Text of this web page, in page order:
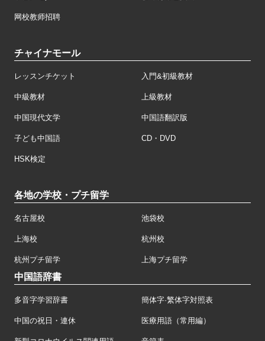
网校教师招聘
チャイナモール
レッスンチケット 入門&初級教材
中級教材 上級教材
中国現代文学 中国語翻訳版
子ども中国語 CD・DVD
HSK検定
各地の学校・プチ留学
名古屋校 池袋校
上海校 杭州校
杭州プチ留学 上海プチ留学
中国語辞書
多音字学習辞書 簡体字·繁体字対照表
中国の祝日・連休 医療用語（常用編）